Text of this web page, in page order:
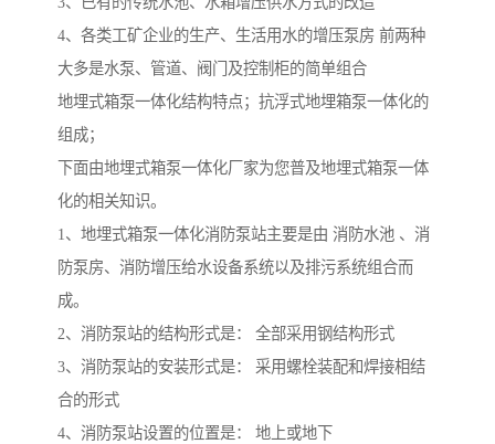
4、各类工矿企业的生产、生活用水的增压泵房 前两种
大多是水泵、管道、阀门及控制柜的简单组合
地埋式箱泵一体化结构特点；抗浮式地埋箱泵一体化的
组成；
下面由地埋式箱泵一体化厂家为您普及地埋式箱泵一体
化的相关知识。
1、地埋式箱泵一体化消防泵站主要是由 消防水池 、消
防泵房、消防增压给水设备系统以及排污系统组合而
成。
2、消防泵站的结构形式是： 全部采用钢结构形式
3、消防泵站的安装形式是： 采用螺栓装配和焊接相结
合的形式
4、消防泵站设置的位置是： 地上或地下